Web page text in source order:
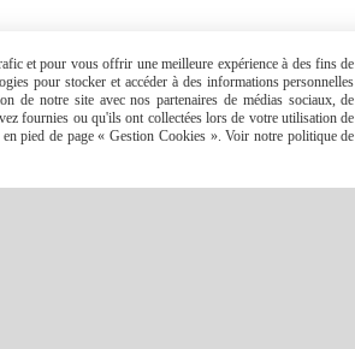
et pour vous offrir une meilleure expérience à des fins de
pour stocker et accéder à des informations personnelles
de notre site avec nos partenaires de médias sociaux, de
fournies ou qu'ils ont collectées lors de votre utilisation de
pied de page « Gestion Cookies ». Voir notre politique de